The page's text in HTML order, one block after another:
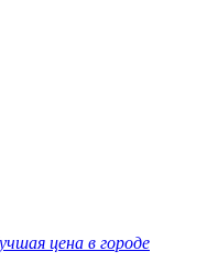
цена в городе